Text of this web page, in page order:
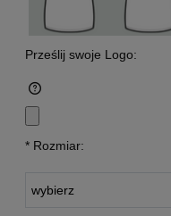
Prześlij swoje Logo:
* Rozmiar: